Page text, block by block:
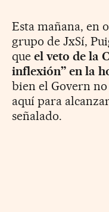
Esta mañana, en
grupo de JxSí,
que el veto de la
inflexión” en la
bien el Govern no
aquí para
señalado.